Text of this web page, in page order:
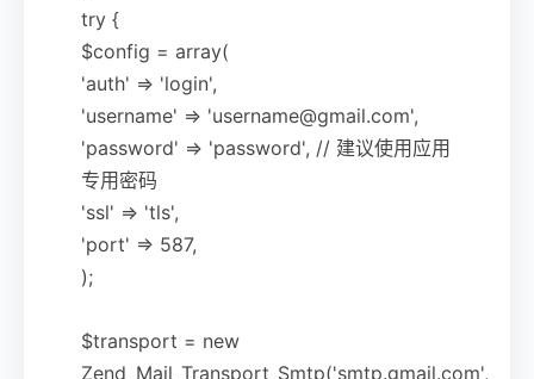
try {
$config = array(
'auth' => 'login',
'username' => 'username@gmail.com',
'password' => 'password', // 建议使用应用
专用密码
'ssl' => 'tls',
'port' => 587,
);
$transport = new
Zend_Mail_Transport_Smtp('smtp.gmail.com',